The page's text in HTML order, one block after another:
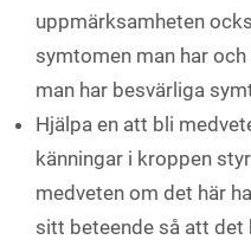
uppmärksamheten
symtomen man har
man har besvärliga
Hjälpa en att bli
känningar i kroppen
medveten om det här
sitt beteende så att det